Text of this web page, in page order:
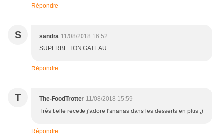
Répondre
S sandra 11/08/2018 16:52
SUPERBE TON GATEAU
Répondre
T The-FoodTrotter 11/08/2018 15:59
Très belle recette j'adore l'ananas dans les desserts en plus ;)
Répondre